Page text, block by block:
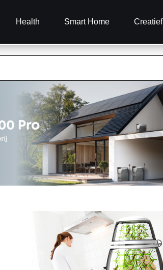
Health Smart Home Creatief